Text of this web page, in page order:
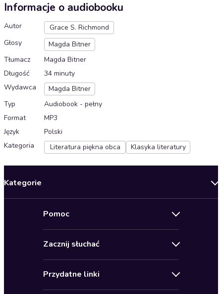
Informacje o audiobooku
Autor
Grace S. Richmond
Głosy
Magda Bitner
Tłumacz
Magda Bitner
Długość
34 minuty
Wydawca
Magda Bitner
Typ
Audiobook - pełny
Format
MP3
Język
Polski
Kategoria
Literatura piękna obca Klasyka literatury
Kategorie
Biznes, marketing, ekonomia
Pomoc
Pomoc
Zacznij słuchać
Karnety
Przydatne linki